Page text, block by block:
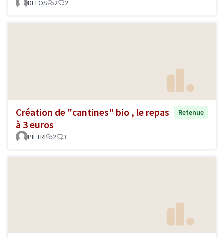
DELOS 2 2
Création de "cantines" bio , le repas
à 3 euros
Retenue
PIETRI 2 3